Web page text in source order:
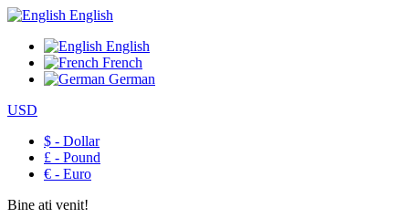
English
English
French
German
USD
$ - Dollar
£ - Pound
€ - Euro
Bine ati venit!